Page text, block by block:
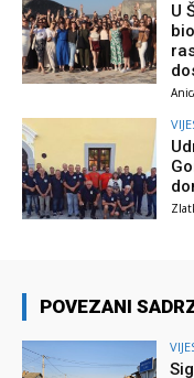
U
POVEZANI